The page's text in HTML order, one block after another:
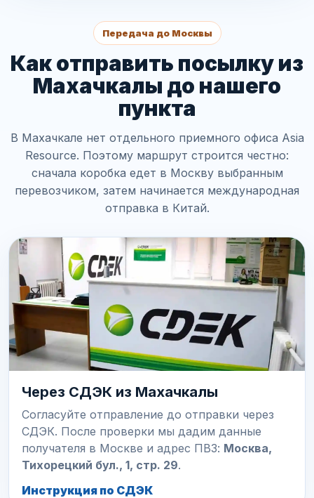
Передача до Москвы
Как отправить посылку из
Махачкалы до нашего
пункта
В Махачкале нет отдельного приемного офиса Asia
Resource. Поэтому маршрут строится честно:
сначала коробка едет в Москву выбранным
перевозчиком, затем начинается международная
отправка в Китай.
Через СДЭК из Махачкалы
Согласуйте отправление до отправки через
СДЭК. После проверки мы дадим данные
получателя в Москве и адрес ПВЗ: Москва,
Тихорецкий бул., 1, стр. 29.
Инструкция по СДЭК